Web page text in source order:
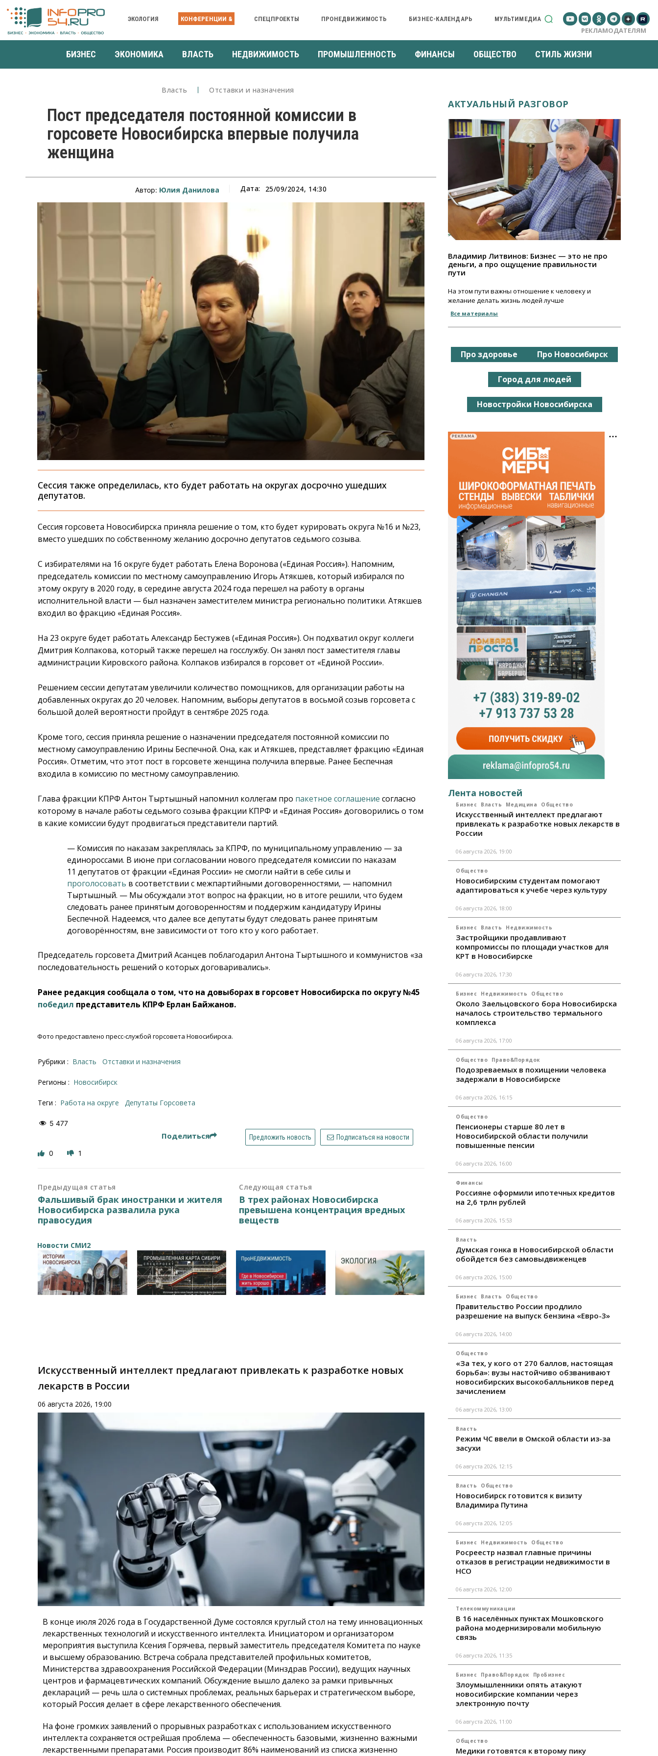
ЭКОЛОГИЯ КОНФЕРЕНЦИИ & СПЕЦПРОЕКТЫ ПРОНЕДВИЖИМОСТЬ БИЗНЕС-КАЛЕНДАРЬ МУЛЬТИМЕДИА
РЕКЛАМОДАТЕЛЯМ
БИЗНЕС ЭКОНОМИКА ВЛАСТЬ НЕДВИЖИМОСТЬ ПРОМЫШЛЕННОСТЬ ФИНАНСЫ ОБЩЕСТВО СТИЛЬ ЖИЗНИ
Власть Отставки и назначения
Пост председателя постоянной комиссии в
горсовете Новосибирска впервые получила
женщина
Автор: Юлия Данилова Дата: 25/09/2024, 14:30
Сессия также определилась, кто будет работать на округах досрочно ушедших
депутатов.
Сессия горсовета Новосибирска приняла решение о том, кто будет курировать округа №16 и №23,
вместо ушедших по собственному желанию досрочно депутатов седьмого созыва.
С избирателями на 16 округе будет работать Елена Воронова («Единая Россия»). Напомним,
председатель комиссии по местному самоуправлению Игорь Атякшев, который избирался по
этому округу в 2020 году, в середине августа 2024 года перешел на работу в органы
исполнительной власти — был назначен заместителем министра регионально политики. Атякшев
входил во фракцию «Единая Россия».
На 23 округе будет работать Александр Бестужев («Единая Россия»). Он подхватил округ коллеги
Дмитрия Колпакова, который также перешел на госслужбу. Он занял пост заместителя главы
администрации Кировского района. Колпаков избирался в горсовет от «Единой России».
Решением сессии депутатам увеличили количество помощников, для организации работы на
добавленных округах до 20 человек. Напомним, выборы депутатов в восьмой созыв горсовета с
большой долей вероятности пройдут в сентябре 2025 года.
Кроме того, сессия приняла решение о назначении председателя постоянной комиссии по
местному самоуправлению Ирины Беспечной. Она, как и Атякшев, представляет фракцию «Единая
Россия». Отметим, что этот пост в горсовете женщина получила впервые. Ранее Беспечная
входила в комиссию по местному самоуправлению.
Глава фракции КПРФ Антон Тыртышный напомнил коллегам про пакетное соглашение согласно
которому в начале работы седьмого созыва фракции КПРФ и «Единая Россия» договорились о том
в какие комиссии будут продвигаться представители партий.
— Комиссия по наказам закреплялась за КПРФ, по муниципальному управлению — за
единороссами. В июне при согласовании нового председателя комиссии по наказам
11 депутатов от фракции «Единая России» не смогли найти в себе силы и
проголосовать в соответствии с межпартийными договоренностями, — напомнил
Тыртышный. — Мы обсуждали этот вопрос на фракции, но в итоге решили, что будем
следовать ранее принятым договоренностям и поддержим кандидатуру Ирины
Беспечной. Надеемся, что далее все депутаты будут следовать ранее принятым
договорённостям, вне зависимости от того кто у кого работает.
Председатель горсовета Дмитрий Асанцев поблагодарил Антона Тыртышного и коммунистов «за
последовательность решений о которых договаривались».
Ранее редакция сообщала о том, что на довыборах в горсовет Новосибирска по округу №45
победил представитель КПРФ Ерлан Байжанов.
Фото предоставлено пресс-службой горсовета Новосибирска.
Рубрики : Власть Отставки и назначения
Регионы : Новосибирск
Теги : работа на округе депутаты Горсовета
5 477
Поделиться Предложить новость Подписаться на новости
0 1
Предыдущая статья
Фальшивый брак иностранки и жителя
Новосибирска развалила рука
правосудия
Следующая статья
В трех районах Новосибирска
превышена концентрация вредных
веществ
Новости СМИ2
Искусственный интеллект предлагают привлекать к разработке новых
лекарств в России
06 августа 2026, 19:00
В конце июля 2026 года в Государственной Думе состоялся круглый стол на тему инновационных
лекарственных технологий и искусственного интеллекта. Инициатором и организатором
мероприятия выступила Ксения Горячева, первый заместитель председателя Комитета по науке
и высшему образованию. Встреча собрала представителей профильных комитетов,
Министерства здравоохранения Российской Федерации (Минздрав России), ведущих научных
центров и фармацевтических компаний. Обсуждение вышло далеко за рамки привычных
деклараций — речь шла о системных проблемах, реальных барьерах и стратегическом выборе,
который Россия делает в сфере лекарственного обеспечения.
На фоне громких заявлений о прорывных разработках с использованием искусственного
интеллекта сохраняется острейшая проблема — обеспеченность базовыми, жизненно важными
лекарственными препаратами. Россия производит 86% наименований из списка жизненно
АКТУАЛЬНЫЙ РАЗГОВОР
Владимир Литвинов: Бизнес — это не про
деньги, а про ощущение правильности
пути
На этом пути важны отношение к человеку и
желание делать жизнь людей лучше
Все материалы
Про здоровье Про Новосибирск
Город для людей
Новостройки Новосибирска
РЕКЛАМА
Лента новостей
Бизнес Власть Медицина Общество
Искусственный интеллект предлагают
привлекать к разработке новых лекарств в
России
06 августа 2026, 19:00
Общество
Новосибирским студентам помогают
адаптироваться к учебе через культуру
06 августа 2026, 18:00
Бизнес Власть Недвижимость
Застройщики продавливают
компромиссы по площади участков для
КРТ в Новосибирске
06 августа 2026, 17:30
Бизнес Недвижимость Общество
Около Заельцовского бора Новосибирска
началось строительство термального
комплекса
06 августа 2026, 17:00
Общество Право&Порядок
Подозреваемых в похищении человека
задержали в Новосибирске
06 августа 2026, 16:15
Общество
Пенсионеры старше 80 лет в
Новосибирской области получили
повышенные пенсии
06 августа 2026, 16:00
Финансы
Россияне оформили ипотечных кредитов
на 2,6 трлн рублей
06 августа 2026, 15:53
Власть
Думская гонка в Новосибирской области
обойдется без самовыдвиженцев
06 августа 2026, 15:00
Бизнес Власть Общество
Правительство России продлило
разрешение на выпуск бензина «Евро-3»
06 августа 2026, 14:00
Общество
«За тех, у кого от 270 баллов, настоящая
борьба»: вузы настойчиво обзванивают
новосибирских высокобалльников перед
зачислением
06 августа 2026, 13:00
Власть
Режим ЧС ввели в Омской области из-за
засухи
06 августа 2026, 12:15
Власть Общество
Новосибирск готовится к визиту
Владимира Путина
06 августа 2026, 12:05
Бизнес Недвижимость Общество
Росреестр назвал главные причины
отказов в регистрации недвижимости в
НСО
06 августа 2026, 12:00
Телекоммуникации
В 16 населённых пунктах Мошковского
района модернизировали мобильную
связь
06 августа 2026, 11:35
Бизнес Право&Порядок ПроБизнес
Злоумышленники опять атакуют
новосибирские компании через
электронную почту
06 августа 2026, 11:00
Общество
Медики готовятся к второму пику